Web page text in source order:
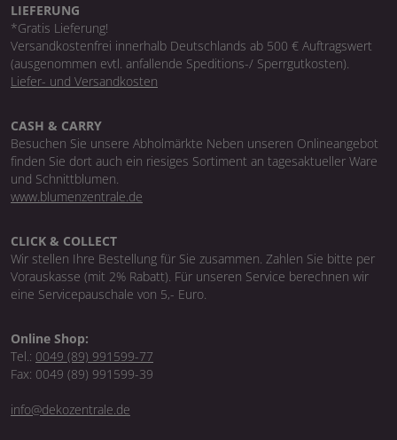
LIEFERUNG
*Gratis Lieferung!
Versandkostenfrei innerhalb Deutschlands ab 500 € Auftragswert
(ausgenommen evtl. anfallende Speditions-/ Sperrgutkosten).
Liefer- und Versandkosten
CASH & CARRY
Besuchen Sie unsere Abholmärkte Neben unseren Onlineangebot
finden Sie dort auch ein riesiges Sortiment an tagesaktueller Ware
und Schnittblumen.
www.blumenzentrale.de
CLICK & COLLECT
Wir stellen Ihre Bestellung für Sie zusammen. Zahlen Sie bitte per
Vorauskasse (mit 2% Rabatt). Für unseren Service berechnen wir
eine Servicepauschale von 5,- Euro.
Online Shop:
Tel.: 0049 (89) 991599-77
Fax: 0049 (89) 991599-39
info@dekozentrale.de